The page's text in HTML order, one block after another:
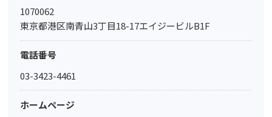
1070062
東京都港区南青山3丁目18-17エイジービルB1F
電話番号
03-3423-4461
ホームページ